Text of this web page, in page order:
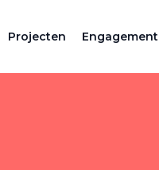
Projecten Engagement